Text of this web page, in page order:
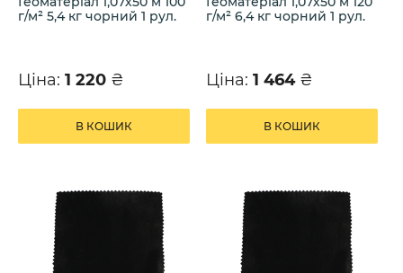
г/м² 5,4 кг чорний 1 рул.
Ціна: 1 220 ₴
В КОШИК
г/м² 6,4 кг чорний 1 рул.
Ціна: 1 464 ₴
В КОШИК